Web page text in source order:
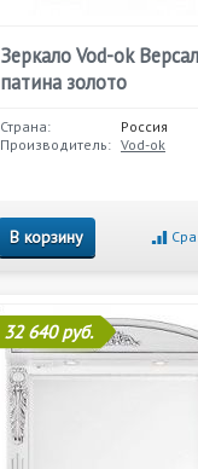
Зеркало Vod-ok
патина золото
Страна:
Россия
Производитель: Vod-ok
В корзину
32 640 руб.